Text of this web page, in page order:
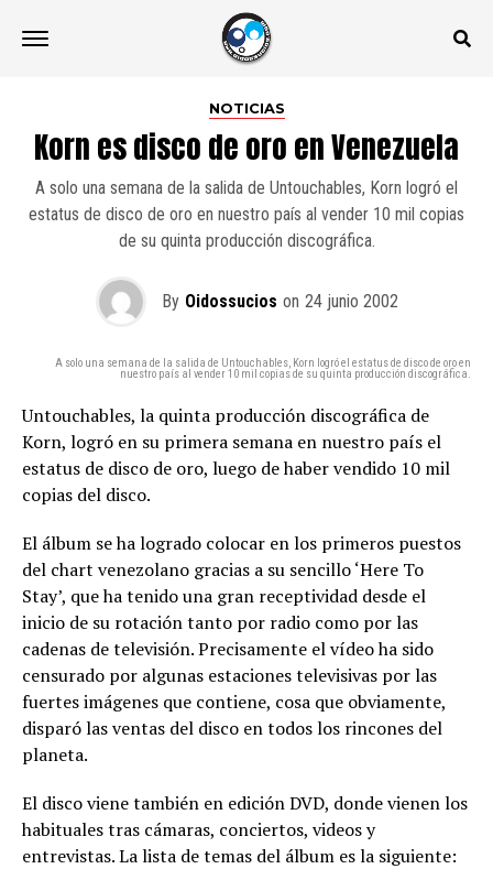
NOTICIAS
Korn es disco de oro en Venezuela
A solo una semana de la salida de Untouchables, Korn logró el
estatus de disco de oro en nuestro país al vender 10 mil copias
de su quinta producción discográfica.
By Oidossucios on 24 junio 2002
A solo una semana de la salida de Untouchables, Korn logró el estatus de disco de oro en
nuestro país al vender 10 mil copias de su quinta producción discográfica.
Untouchables, la quinta producción discográfica de
Korn, logró en su primera semana en nuestro país el
estatus de disco de oro, luego de haber vendido 10 mil
copias del disco.
El álbum se ha logrado colocar en los primeros puestos
del chart venezolano gracias a su sencillo ‘Here To
Stay’, que ha tenido una gran receptividad desde el
inicio de su rotación tanto por radio como por las
cadenas de televisión. Precisamente el vídeo ha sido
censurado por algunas estaciones televisivas por las
fuertes imágenes que contiene, cosa que obviamente,
disparó las ventas del disco en todos los rincones del
planeta.
El disco viene también en edición DVD, donde vienen los
habituales tras cámaras, conciertos, videos y
entrevistas. La lista de temas del álbum es la siguiente: